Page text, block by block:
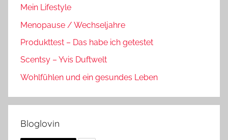
Mein Lifestyle
Menopause / Wechseljahre
Produkttest – Das habe ich getestet
Scentsy – Yvis Duftwelt
Wohlfühlen und ein gesundes Leben
Bloglovin